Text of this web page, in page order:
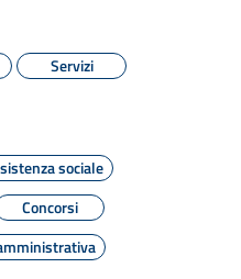
Servizi
sociale
Concorsi